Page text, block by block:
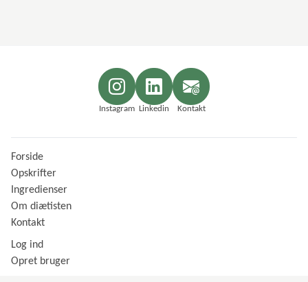
Instagram Linkedin Kontakt
Forside
Opskrifter
Ingredienser
Om diætisten
Kontakt
Log ind
Opret bruger